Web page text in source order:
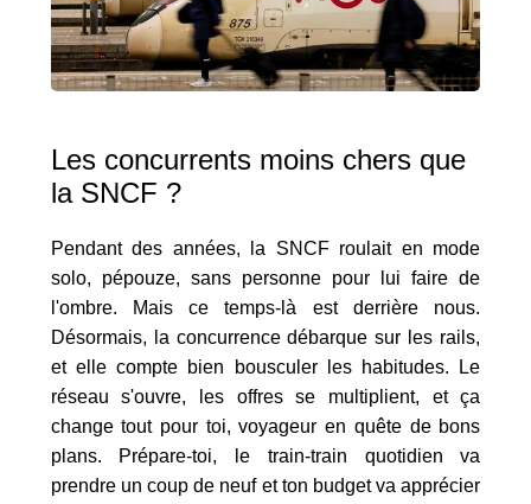
Les concurrents moins chers que
la SNCF ?
Pendant des années, la SNCF roulait en mode
solo, pépouze, sans personne pour lui faire de
l'ombre. Mais ce temps-là est derrière nous.
Désormais, la concurrence débarque sur les rails,
et elle compte bien bousculer les habitudes. Le
réseau s'ouvre, les offres se multiplient, et ça
change tout pour toi, voyageur en quête de bons
plans. Prépare-toi, le train-train quotidien va
prendre un coup de neuf et ton budget va apprécier